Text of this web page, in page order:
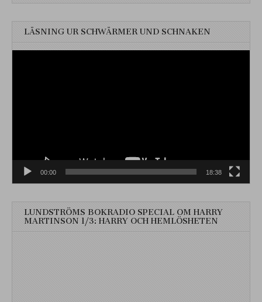
LÄSNING UR SCHWÄRMER UND SCHNAKEN
00:00 18:38
LUNDSTRÖMS BOKRADIO SPECIAL OM HARRY
MARTINSON 1/3: HARRY OCH HEMLÖSHETEN